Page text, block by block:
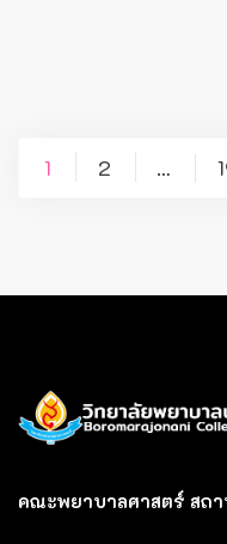
แนะแนว
1 2 …
คณะพยาบาลศาสตร์ สถ